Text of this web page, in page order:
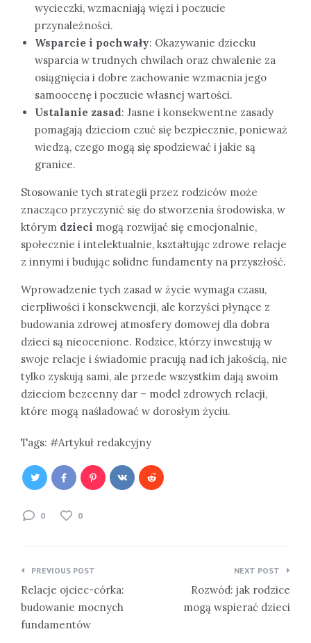
wycieczki, wzmacniają więzi i poczucie
przynależności.
Wsparcie i pochwały: Okazywanie dziecku
wsparcia w trudnych chwilach oraz chwalenie za
osiągnięcia i dobre zachowanie wzmacnia jego
samoocenę i poczucie własnej wartości.
Ustalanie zasad: Jasne i konsekwentne zasady
pomagają dzieciom czuć się bezpiecznie, ponieważ
wiedzą, czego mogą się spodziewać i jakie są
granice.
Stosowanie tych strategii przez rodziców może
znacząco przyczynić się do stworzenia środowiska, w
którym dzieci mogą rozwijać się emocjonalnie,
społecznie i intelektualnie, kształtując zdrowe relacje
z innymi i budując solidne fundamenty na przyszłość.
Wprowadzenie tych zasad w życie wymaga czasu,
cierpliwości i konsekwencji, ale korzyści płynące z
budowania zdrowej atmosfery domowej dla dobra
dzieci są nieocenione. Rodzice, którzy inwestują w
swoje relacje i świadomie pracują nad ich jakością, nie
tylko zyskują sami, ale przede wszystkim dają swoim
dzieciom bezcenny dar – model zdrowych relacji,
które mogą naśladować w dorosłym życiu.
Tags: Artykuł redakcyjny
0 0
Nawigacja
wpisu
PREVIOUS POST
Relacje ojciec-córka:
budowanie mocnych
fundamentów
NEXT POST
Rozwód: jak rodzice
mogą wspierać dzieci